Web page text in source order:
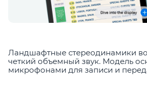
Ландшафтные стереодинамики
четкий объемный звук. Модель
микрофонами для записи и